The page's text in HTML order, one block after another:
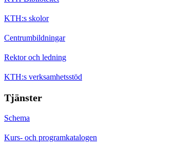
KTH:s skolor
Centrumbildningar
Rektor och ledning
KTH:s verksamhetsstöd
Tjänster
Schema
Kurs- och programkatalogen